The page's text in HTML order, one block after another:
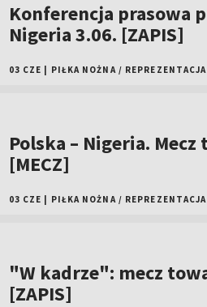
Konferencja prasowa
Nigeria 3.06. [ZAPIS]
03 CZE PIŁKA NOŻNA / REPREZENTACJA
Polska – Nigeria.
[MECZ]
03 CZE PIŁKA NOŻNA / REPREZENTACJA
"W kadrze": mecz
[ZAPIS]